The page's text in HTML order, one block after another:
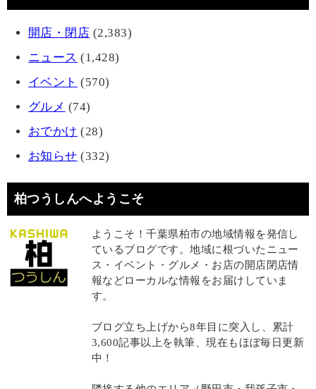
開店・閉店 (2,383)
ニュース (1,428)
イベント (570)
グルメ (74)
おでかけ (28)
お知らせ (332)
柏つうしんへようこそ
ようこそ！千葉県柏市の地域情報を発信し
ているブログです。地域に根づいたニュー
ス・イベント・グルメ・お店の開店閉店情
報などローカルな情報をお届けしていま
す。
ブログ立ち上げから8年目に突入し、累計
3,600記事以上を執筆、現在もほぼ毎日更新
中！